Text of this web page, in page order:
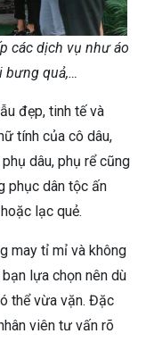
các dịch vụ như áo
bưng quả,…
đẹp, tinh tế và
tính của cô dâu,
dâu, phụ rể cũng
phục dân tộc ấn
lạc quẻ.
may tỉ mỉ và không
lựa chọn nên dù
thể vừa vặn. Đặc
viên tư vấn rõ